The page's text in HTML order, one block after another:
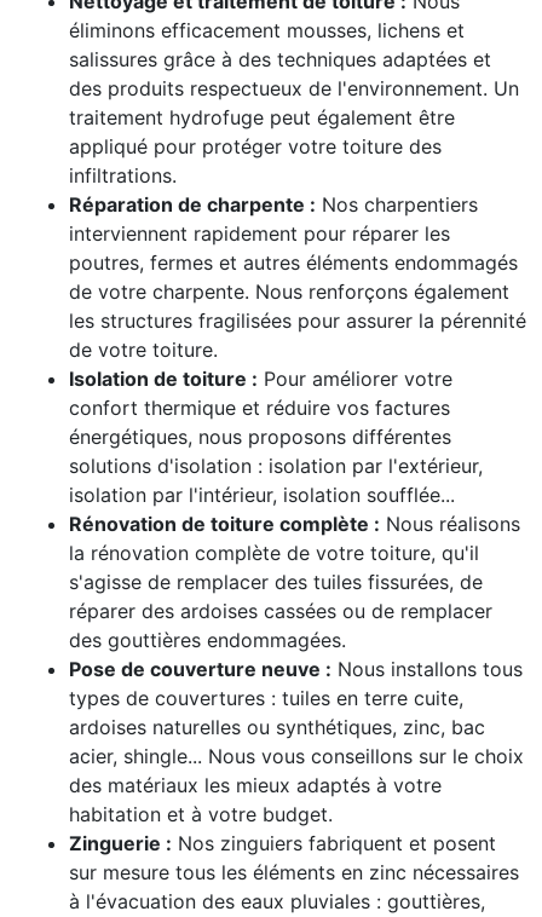
éliminons efficacement mousses, lichens et
salissures grâce à des techniques adaptées et
des produits respectueux de l'environnement. Un
traitement hydrofuge peut également être
appliqué pour protéger votre toiture des
infiltrations.
Réparation de charpente : Nos charpentiers
interviennent rapidement pour réparer les
poutres, fermes et autres éléments endommagés
de votre charpente. Nous renforçons également
les structures fragilisées pour assurer la pérennité
de votre toiture.
Isolation de toiture : Pour améliorer votre
confort thermique et réduire vos factures
énergétiques, nous proposons différentes
solutions d'isolation : isolation par l'extérieur,
isolation par l'intérieur, isolation soufflée...
Rénovation de toiture complète : Nous réalisons
la rénovation complète de votre toiture, qu'il
s'agisse de remplacer des tuiles fissurées, de
réparer des ardoises cassées ou de remplacer
des gouttières endommagées.
Pose de couverture neuve : Nous installons tous
types de couvertures : tuiles en terre cuite,
ardoises naturelles ou synthétiques, zinc, bac
acier, shingle... Nous vous conseillons sur le choix
des matériaux les mieux adaptés à votre
habitation et à votre budget.
Zinguerie : Nos zinguiers fabriquent et posent
sur mesure tous les éléments en zinc nécessaires
à l'évacuation des eaux pluviales : gouttières,